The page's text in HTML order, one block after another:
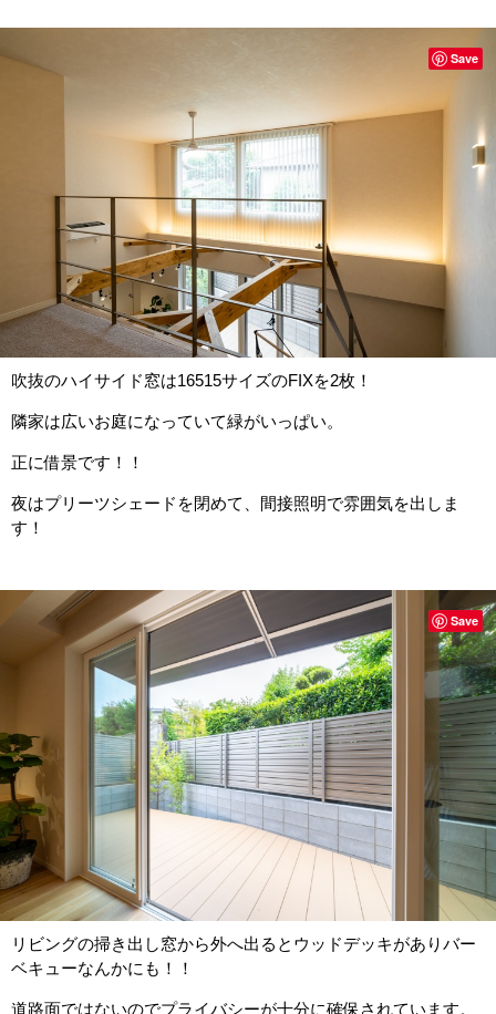
吹抜のハイサイド窓は16515サイズのFIXを2枚！
隣家は広いお庭になっていて緑がいっぱい。
正に借景です！！
夜はプリーツシェードを閉めて、間接照明で雰囲気を出しま
す！
Save
リビングの掃き出し窓から外へ出るとウッドデッキがありバー
ベキューなんかにも！！
道路面ではないのでプライバシーが十分に確保されています。
Save